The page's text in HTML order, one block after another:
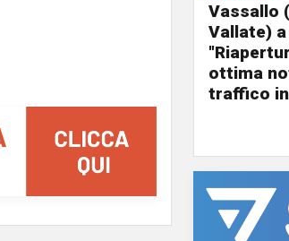
Vassallo
Vallate)
ottima
traffico